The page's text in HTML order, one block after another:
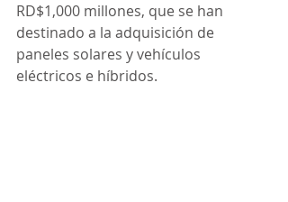
RD$1,000 millones, que se han
destinado a la adquisición de
paneles solares y vehículos
eléctricos e híbridos.